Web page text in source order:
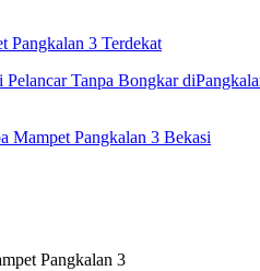
Pangkalan 3 Terdekat
Pelancar Tanpa Bongkar
Mampet Pangkalan 3 Bekasi
Pangkalan 3